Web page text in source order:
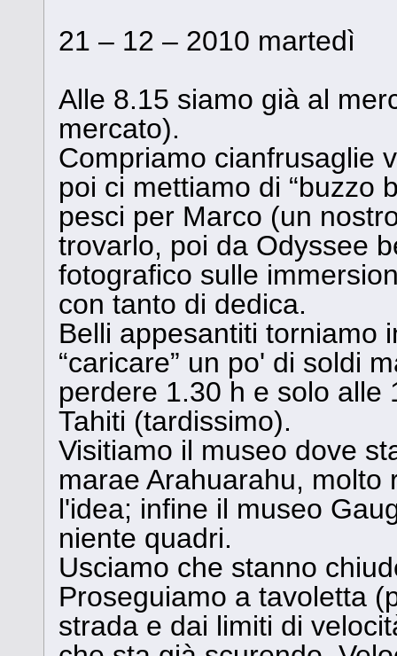
21 – 12 – 2010 martedì
Alle 8.15 siamo già al
mercato).
Compriamo cianfrusaglie
poi ci mettiamo di “buzzo
pesci per Marco (un
trovarlo, poi da Odyssee
fotografico sulle
con tanto di dedica.
Belli appesantiti torniamo
“caricare” un po' di soldi
perdere 1.30 h e solo alle
Tahiti (tardissimo).
Visitiamo il museo dove
marae Arahuarahu,
l'idea; infine il museo
niente quadri.
Usciamo che stanno
Proseguiamo a tavoletta
strada e dai limiti di